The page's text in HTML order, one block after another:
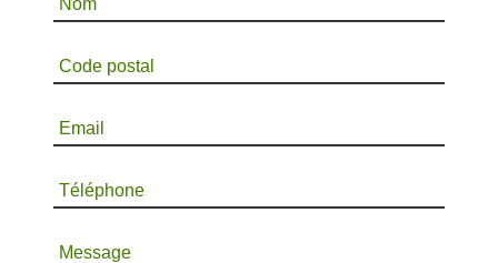
Nom
Code postal
Email
Téléphone
Message